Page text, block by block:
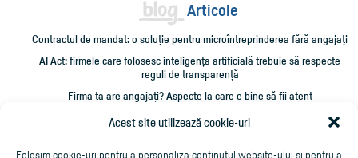
Acest site utilizează cookie-uri
Folosim cookie-uri pentru a personaliza conținutul website-ului și pentru a
Articole
Contractul de mandat: o soluție pentru microîntreprinderea fără angajați
AI Act: firmele care folosesc inteligența artificială trebuie să respecte
reguli de transparență
Firma ta are angajați? Aspecte la care e bine să fii atent
Administrarea unei firme mici: 10 verificări care îți pot salva timp și bani